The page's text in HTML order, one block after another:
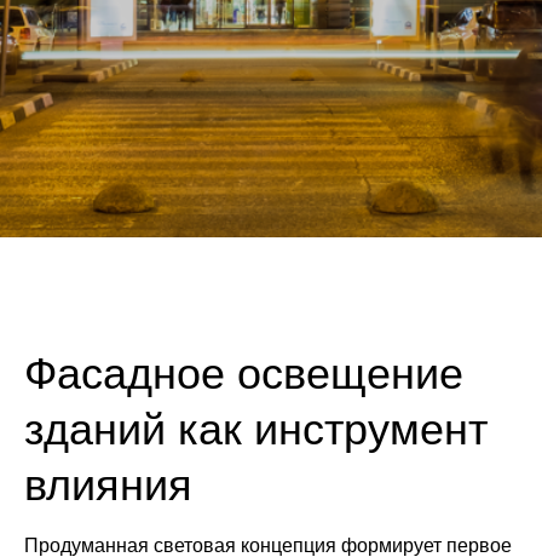
Фасадное освещение
зданий как инструмент
влияния
Продуманная световая концепция формирует первое